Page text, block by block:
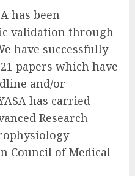
has been
validation through
have successfully
papers which have
and/or
has carried
Research
Council of Medical